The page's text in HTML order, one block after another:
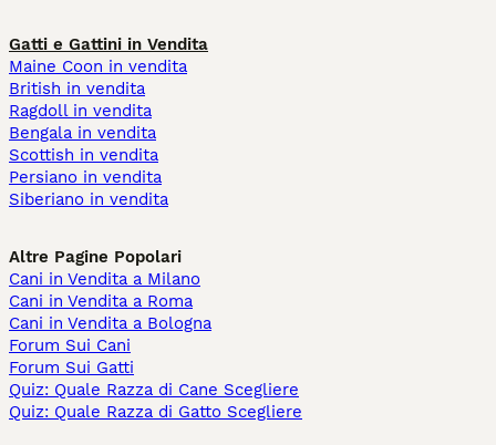
Gatti e Gattini in Vendita
Maine Coon in vendita
British in vendita
Ragdoll in vendita
Bengala in vendita
Scottish in vendita
Persiano in vendita
Siberiano in vendita
Altre Pagine Popolari
Cani in Vendita a Milano
Cani in Vendita a Roma
Cani in Vendita a Bologna
Forum Sui Cani
Forum Sui Gatti
Quiz: Quale Razza di Cane Scegliere
Quiz: Quale Razza di Gatto Scegliere